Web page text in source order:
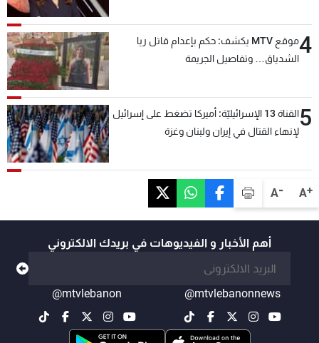
A+
A-
4
موقع MTV يكشف: حكم بإعدام قاتل ريا
الشدياق… وتفاصيل الجريمة
5
القناة 13 الإسرائيليّة: أميركا تضغط على إسرائيل
لإنهاء القتال في إيران ولبنان وغزة
أهم الأخبار و الفيديوهات في بريدك الالكتروني
@mtvlebanonnews
@mtvlebanon